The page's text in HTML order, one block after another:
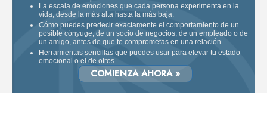
La escala de emociones que cada persona experimenta en la
vida, desde la más alta hasta la más baja.
Cómo puedes predecir exactamente el comportamiento de un
posible cónyuge, de un socio de negocios, de un empleado o de
un amigo, antes de que te comprometas en una relación.
Herramientas sencillas que puedes usar para elevar tu estado
emocional o el de otros.
COMIENZA AHORA »